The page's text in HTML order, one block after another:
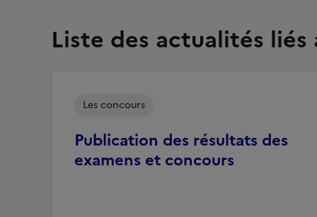
Liste des actualités liés
Publication des résultats des
examens et concours
Les concours